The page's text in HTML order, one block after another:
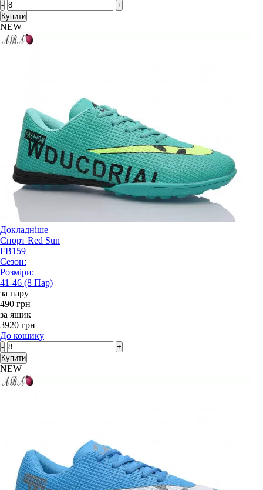
-
+
Купити
NEW
Докладніше
Спорт Red Sun
FB159
Сезон:
Розміри:
41-46 (8 Пар)
за пару
490 грн
за ящик
3920 грн
До кошику
-
+
Купити
NEW